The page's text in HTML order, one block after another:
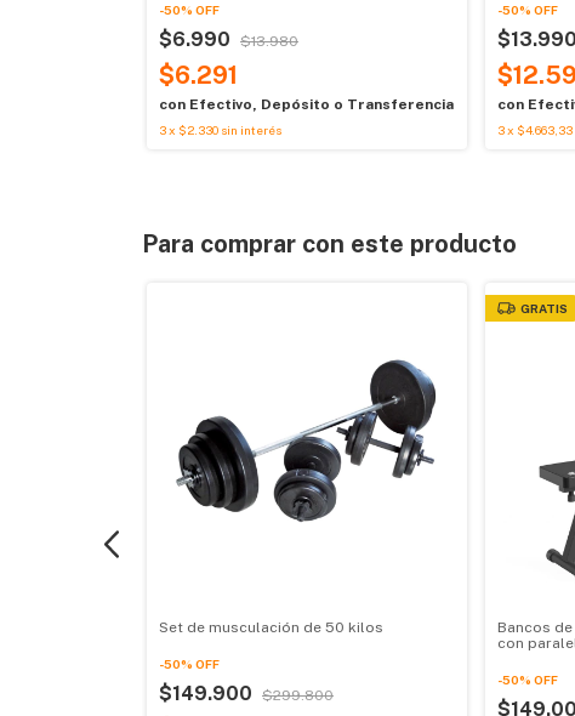
-50% OFF
$6.990 $13.980
$6.291
con Efectivo, Depósito o Transferencia
3x $2.330 sin interés
-50% OFF
$13.990
con
3x $4.663,33
Para comprar con este producto
Set de musculación de 50 kilos
-50% OFF
$149.900 $299.800
GRATIS
Bancos
con
-50% OFF